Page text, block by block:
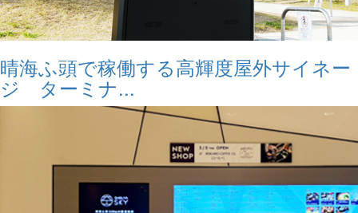
晴海ふ頭で稼働する高輝度屋外サイネー
ジ ターミナ...